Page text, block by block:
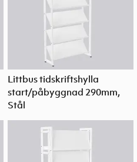
Littbus tidskriftshylla
start/påbyggnad 290mm,
Stål